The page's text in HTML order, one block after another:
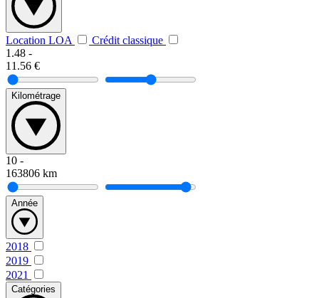
Location LOA
Crédit classique
1.48 -
11.56 €
Kilométrage
10 -
163806 km
Année
2018
2019
2021
Catégories